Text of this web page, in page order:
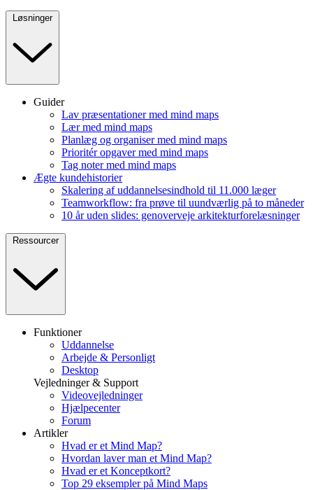
Løsninger
Guider
Lav præsentationer med mind maps
Lær med mind maps
Planlæg og organiser med mind maps
Prioritér opgaver med mind maps
Tag noter med mind maps
Ægte kundehistorier
Skalering af uddannelsesindhold til 11.000 læger
Teamworkflow: fra prøve til uundværlig på to måneder
10 år uden slides: genoverveje arkitekturforelæsninger
Ressourcer
Funktioner
Uddannelse
Arbejde & Personligt
Desktop
Vejledninger & Support
Videovejledninger
Hjælpecenter
Forum
Artikler
Hvad er et Mind Map?
Hvordan laver man et Mind Map?
Hvad er et Konceptkort?
Top 29 eksempler på Mind Maps